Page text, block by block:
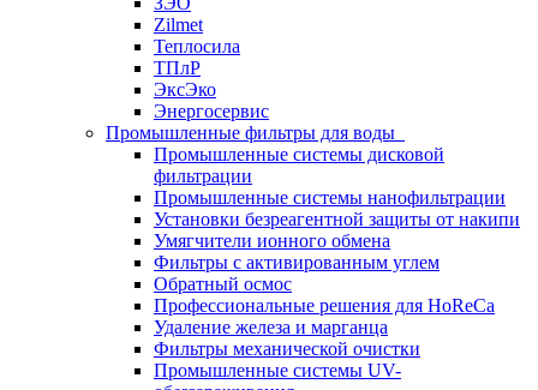
Zilmet
Теплосила
ТПлР
ЭксЭко
Энергосервис
Промышленные фильтры для воды
Промышленные системы дисковой
фильтрации
Промышленные системы нанофильтрации
Установки безреагентной защиты от накипи
Умягчители ионного обмена
Фильтры с активированным углем
Обратный осмос
Профессиональные решения для HoReCa
Удаление железа и марганца
Фильтры механической очистки
Промышленные системы UV-